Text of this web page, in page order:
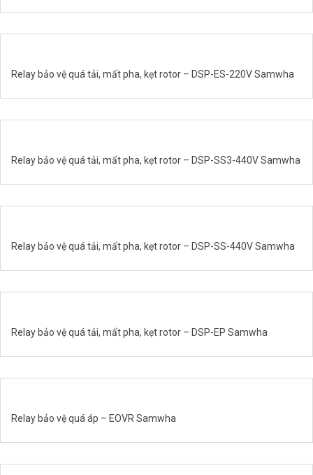
Relay bảo vệ quá tải, mất pha, kẹt rotor – DSP-ES-220V Samwha
Relay bảo vệ quá tải, mất pha, kẹt rotor – DSP-SS3-440V Samwha
Relay bảo vệ quá tải, mất pha, kẹt rotor – DSP-SS-440V Samwha
Relay bảo vệ quá tải, mất pha, kẹt rotor – DSP-EP Samwha
Relay bảo vệ quá áp – EOVR Samwha